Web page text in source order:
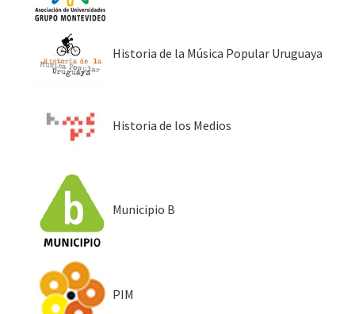
Historia de la Música Popular Uruguaya
Historia de los Medios
Municipio B
PIM